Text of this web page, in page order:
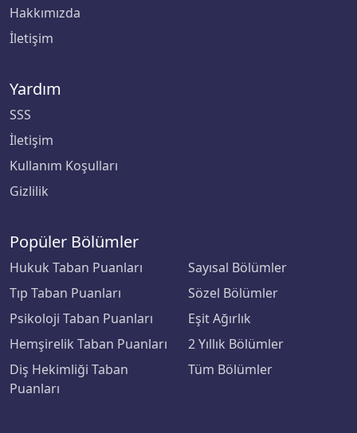
Çankırı Karatekin Üniversitesi
Çukurova Üniversitesi
Dicle Üniversitesi
Doğu Akdeniz Üniversitesi
Doğuş Üniversitesi
Dokuz Eylül Üniversitesi
Hakkımızda
İletişim
Yardım
SSS
İletişim
Kullanım Koşulları
Gizlilik
Popüler Bölümler
Hukuk Taban Puanları
Tıp Taban Puanları
Psikoloji Taban Puanları
Hemşirelik Taban Puanları
Diş Hekimliği Taban
Puanları
Sayısal Bölümler
Sözel Bölümler
Eşit Ağırlık
2 Yıllık Bölümler
Tüm Bölümler